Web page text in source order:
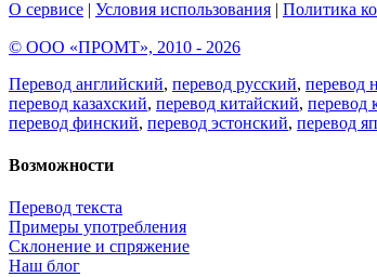
О сервисе | Условия использования | Политика
© ООО «ПРОМТ», 2010 - 2026
Перевод английский, перевод русский, перевод
перевод казахский, перевод китайский, перевод
перевод финский, перевод эстонский, перевод
Возможности
Перевод текста
Примеры употребления
Склонение и спряжение
Наш блог